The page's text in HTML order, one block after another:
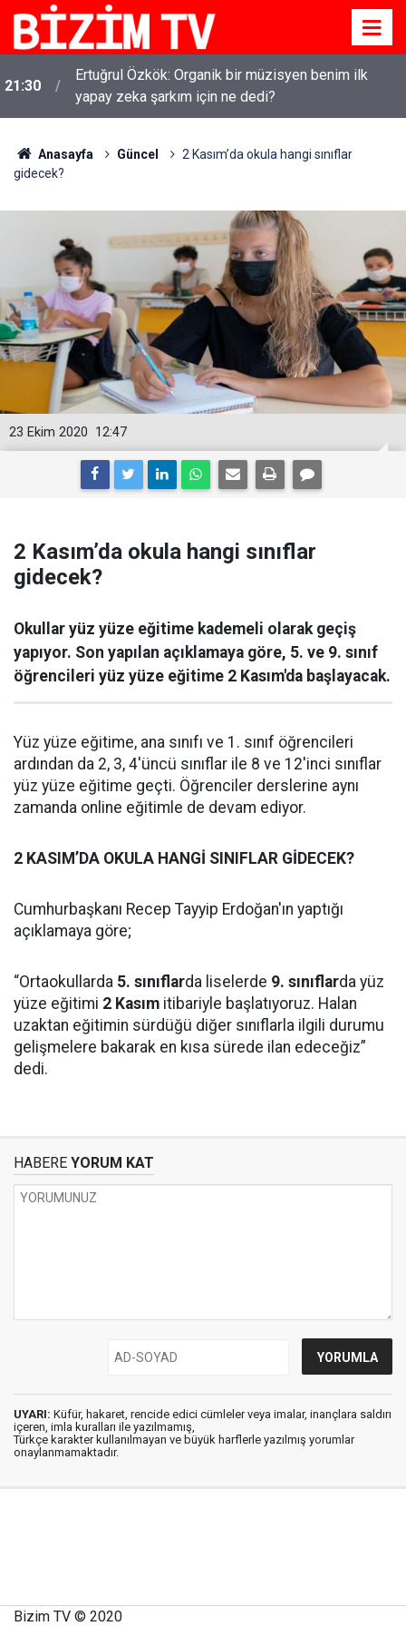
21:30
Ertuğrul Özkök: Organik bir müzisyen benim ilk
yapay zeka şarkım için ne dedi?
Anasayfa Güncel
2 Kasım’da okula hangi sınıflar
gidecek?
12:47
23 Ekim 2020
2 Kasım’da okula hangi sınıflar
gidecek?
Okullar yüz yüze eğitime kademeli olarak geçiş
yapıyor. Son yapılan açıklamaya göre, 5. ve 9. sınıf
öğrencileri yüz yüze eğitime 2 Kasım'da başlayacak.
Yüz yüze eğitime, ana sınıfı ve 1. sınıf öğrencileri
ardından da 2, 3, 4'üncü sınıflar ile 8 ve 12'inci sınıflar
yüz yüze eğitime geçti. Öğrenciler derslerine aynı
zamanda online eğitimle de devam ediyor.
2 KASIM’DA OKULA HANGİ SINIFLAR GİDECEK?
Cumhurbaşkanı Recep Tayyip Erdoğan'ın yaptığı
açıklamaya göre;
“Ortaokullarda 5. sınıflarda liselerde 9. sınıflarda yüz
yüze eğitimi 2 Kasım itibariyle başlatıyoruz. Halan
uzaktan eğitimin sürdüğü diğer sınıflarla ilgili durumu
gelişmelere bakarak en kısa sürede ilan edeceğiz”
dedi.
HABERE YORUM KAT
UYARI: Küfür, hakaret, rencide edici cümleler veya imalar, inançlara saldırı
içeren, imla kuralları ile yazılmamış,
Türkçe karakter kullanılmayan ve büyük harflerle yazılmış yorumlar
onaylanmamaktadır.
Bizim TV © 2020